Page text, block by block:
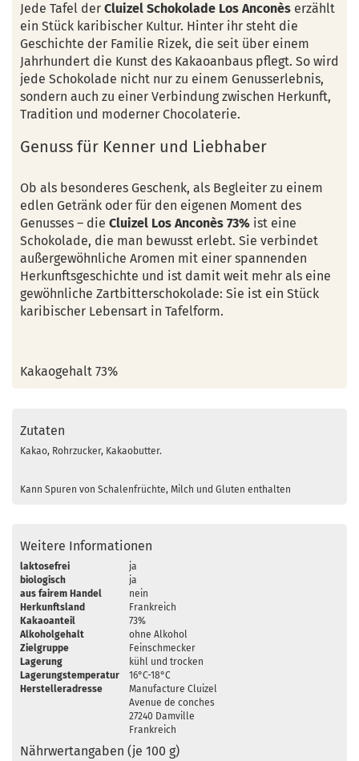
Jede Tafel der Cluizel Schokolade Los Anconès erzählt
ein Stück karibischer Kultur. Hinter ihr steht die
Geschichte der Familie Rizek, die seit über einem
Jahrhundert die Kunst des Kakaoanbaus pflegt. So wird
jede Schokolade nicht nur zu einem Genusserlebnis,
sondern auch zu einer Verbindung zwischen Herkunft,
Tradition und moderner Chocolaterie.
Genuss für Kenner und Liebhaber
Ob als besonderes Geschenk, als Begleiter zu einem
edlen Getränk oder für den eigenen Moment des
Genusses – die Cluizel Los Anconès 73% ist eine
Schokolade, die man bewusst erlebt. Sie verbindet
außergewöhnliche Aromen mit einer spannenden
Herkunftsgeschichte und ist damit weit mehr als eine
gewöhnliche Zartbitterschokolade: Sie ist ein Stück
karibischer Lebensart in Tafelform.
Kakaogehalt 73%
Zutaten
Kakao, Rohrzucker, Kakaobutter.
Kann Spuren von Schalenfrüchte, Milch und Gluten enthalten
Weitere Informationen
laktosefrei
ja
biologisch
ja
aus fairem Handel
nein
Herkunftsland
Frankreich
Kakaoanteil
73%
Alkoholgehalt
ohne Alkohol
Zielgruppe
Feinschmecker
Lagerung
kühl und trocken
Lagerungstemperatur 16°C-18°C
Herstelleradresse
Manufacture Cluizel
Avenue de conches
27240 Damville
Frankreich
Nährwertangaben (je 100 g)